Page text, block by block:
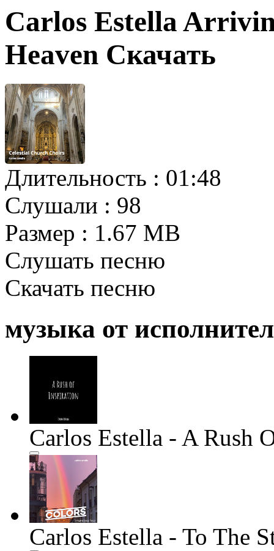
Carlos Estella
Heaven Скачать
Длительность : 01:48
Слушали : 98
Размер : 1.67 MB
Слушать песню
Скачать песню
музыка от
Carlos Estella - A Rush
Carlos Estella - To The